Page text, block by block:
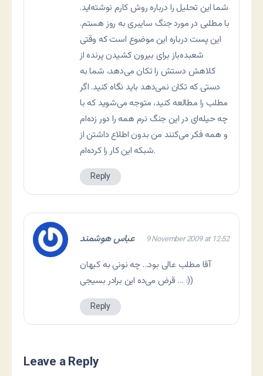
شما این تحلیل را درباره روش کارم نوشته‌اید.
با مطلبی در مورد جنگ سایبری به روز هستم.
این پست درباره این موضوع است که وقتی
شعبده‌باز برای بیرون کشیدن پرنده از
کلاهش دستش را تکان می‌دهد، شما به
دستی که تکان نمی‌دهد باید نگاه کنید. اگر
مطلب را مطالعه کنید، متوجه می‌شوید که با
چه حیله‌ای در این جنگ نرم همه را دور زده‌ام
و همه فکر می‌کنند من بدون اطلاع داشتن از
شبکه این کار را کرده‌ام.
Reply
عباس هوشمند 9 November 2009 at 12:52
آقا مطلب عالی بود… چه نونی به کیهان
قرض می‌ده این برادر بسیجی … :))
Reply
Leave a Reply